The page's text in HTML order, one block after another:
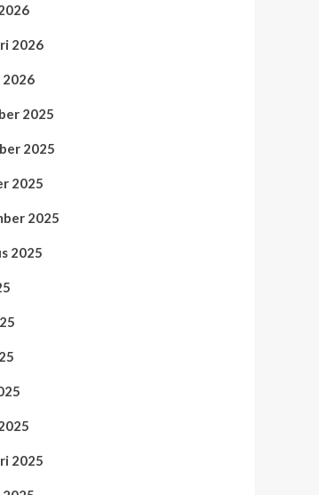
2026
2026
2025
2025
2025
2025
2025
2025